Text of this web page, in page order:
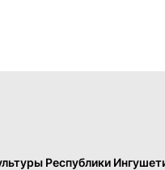
Республики